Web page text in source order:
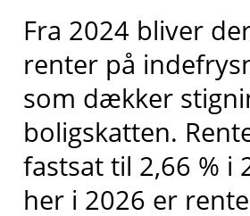
Fra 2024 bliver
renter på
som dækker
boligskatten.
fastsat til 2,66 % i
her i 2026 er